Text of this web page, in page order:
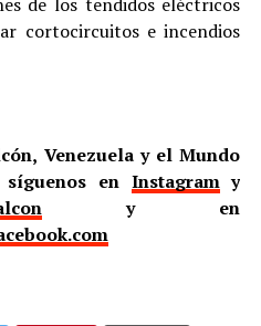
cortocircuitos e incendios
Venezuela y el Mundo
síguenos en Instagramy
y en